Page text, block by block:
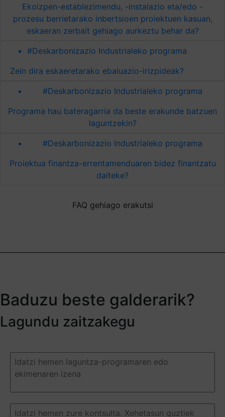
Ekoizpen-establezimendu, -instalazio eta/edo -
prozesu berrietarako inbertsioen proiektuen kasuan,
eskaeran zerbait gehiago aurkeztu behar da?
#Deskarbonizazio Industrialeko programa
Zein dira eskaeretarako ebaluazio-irizpideak?
#Deskarbonizazio Industrialeko programa
Programa hau bateragarria da beste erakunde batzuen
laguntzekin?
#Deskarbonizazio Industrialeko programa
Proiektua finantza-errentamenduaren bidez finantzatu
daiteke?
FAQ gehiago erakutsi
Baduzu beste galderarik?
Lagundu zaitzakegu
Duda
pregunta (Required)
Duda